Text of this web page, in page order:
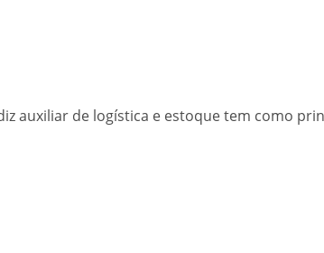
auxiliar de logística e estoque tem como